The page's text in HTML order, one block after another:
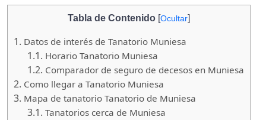
Tabla de Contenido [Ocultar]
1. Datos de interés de Tanatorio Muniesa
1.1. Horario Tanatorio Muniesa
1.2. Comparador de seguro de decesos en Muniesa
2. Como llegar a Tanatorio Muniesa
3. Mapa de tanatorio Tanatorio de Muniesa
3.1. Tanatorios cerca de Muniesa